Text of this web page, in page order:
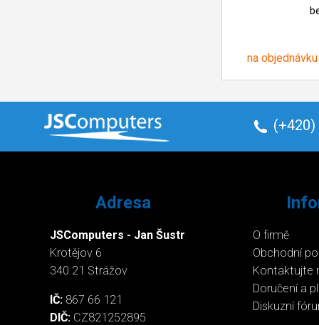
na objednávku
(+420)
Adresa
JSComputers - Jan Šustr
Krotějov 6
340 21 Strážov
IČ: 867 66 121
DIČ: CZ821252895
O firmě
Obchodní
Kontaktujte
Doručení a
Diskuzní